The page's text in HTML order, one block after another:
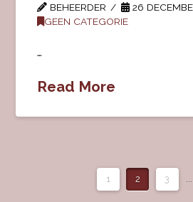
BEHEERDER
26
GEEN CATEGORIE
…
Read More
1 2 3 ...